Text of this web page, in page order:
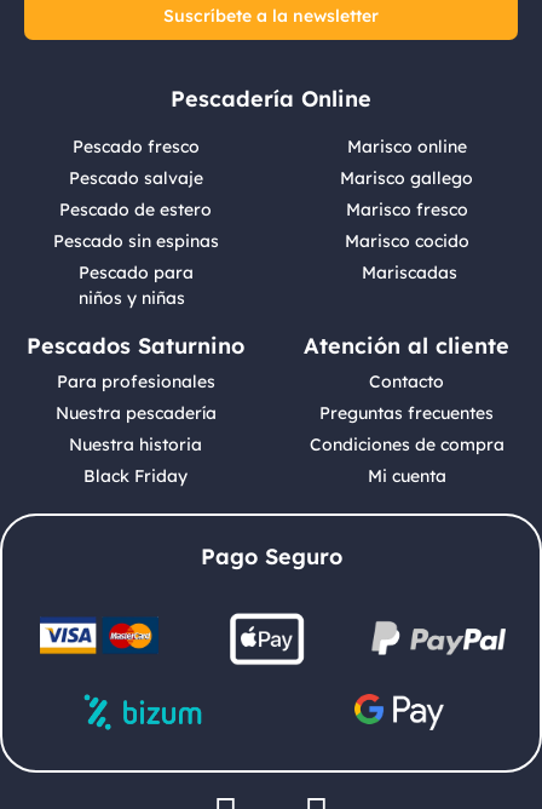
Suscríbete a la newsletter
Pescadería Online
Pescado fresco
Pescado salvaje
Pescado de estero
Pescado sin espinas
Pescado para
niños y niñas
Marisco online
Marisco gallego
Marisco fresco
Marisco cocido
Mariscadas
Pescados Saturnino
Para profesionales
Nuestra pescadería
Nuestra historia
Black Friday
Atención al cliente
Contacto
Preguntas frecuentes
Condiciones de compra
Mi cuenta
Pago Seguro